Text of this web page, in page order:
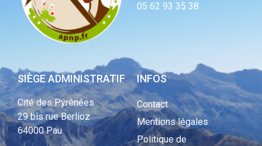
05 62 93 35 38
SIÈGE ADMINISTRATIF
Cité des Pyrénées
29 bis rue Berlioz
64000 Pau
INFOS
Contact
Mentions légales
Politique de